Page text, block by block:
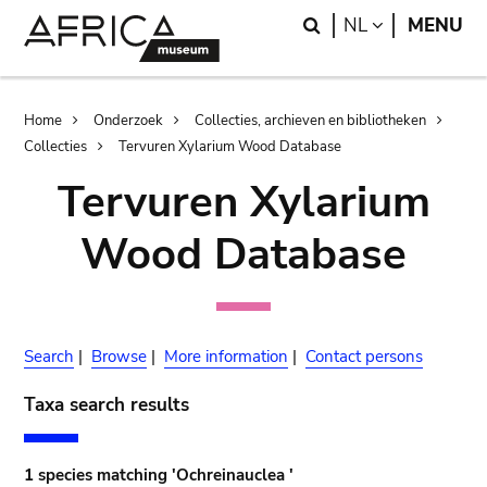
Search
NL LANGUAGE
MENU
Breadcrumb
Home Onderzoek
Collecties, archieven en bibliotheken
Collecties
Tervuren Xylarium Wood Database
Tervuren Xylarium
Wood Database
Search | Browse | More information | Contact persons
Taxa search results
1 species matching 'Ochreinauclea '